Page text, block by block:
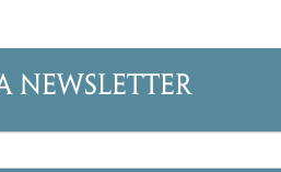
NEWSLETTER